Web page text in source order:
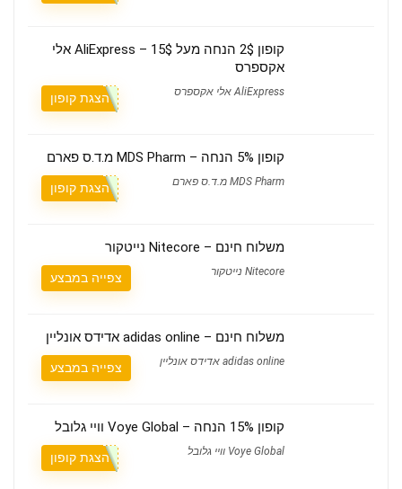
קופון 2$ הנחה מעל 15$ – AliExpress אלי
אקספרס
AliExpress אלי אקספרס הצגת קופון
קופון 5% הנחה – MDS Pharm מ.ד.ס פארם
MDS Pharm מ.ד.ס פארם הצגת קופון
משלוח חינם – Nitecore נייטקור
Nitecore נייטקור צפייה במבצע
משלוח חינם – adidas online אדידס אונליין
adidas online אדידס אונליין צפייה במבצע
קופון 15% הנחה – Voye Global וויי גלובל
Voye Global וויי גלובל הצגת קופון